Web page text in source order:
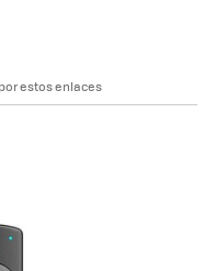
estos enlaces